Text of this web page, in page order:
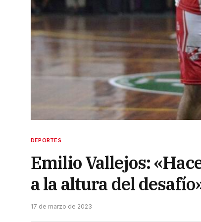
DEPORTES
Emilio Vallejos:
a la altura del
17 de marzo de 2023